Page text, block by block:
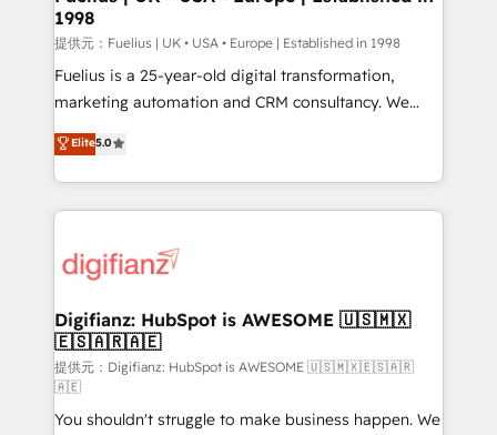
HubSpot and vetted by the CCS, which means we
can support public sector companies as well the
other ones listed in our profile. Our services: -
HubSpot implementation - HubSpot CMS website
is there for you to: - Grow revenue, and run your
business more efficiently - Build stronger
more people - Get the most out of your HubSpot
investment
1998
提供元：Fuelius | UK • USA • Europe | Established in 1998
Fuelius is a 25-year-old digital transformation,
marketing automation and CRM consultancy. We
enable mid-market and enterprise clients to
maximise their return from digital and fuel their
growth. We modernise platforms, streamline
operations that are causing inefficiencies, improve
supercharge revenue operations Key services: • CRM
Transformation / Web Development • RevOps &
Sales Consulting • Marketing Automation What
makes us different? 🚀 Top 0.5% of global HubSpot
agencies ⚙️ The strongest technical ability and
integration capabilities 💼 Consultative, long-term
Elite5.0
Digifianz: HubSpot is AWESOME 🇺🇸🇲🇽
🇪🇸🇦🇷🇦🇪
提供元：Digifianz: HubSpot is AWESOME 🇺🇸🇲🇽🇪🇸🇦🇷
🇦🇪
You shouldn't struggle to make business happen. We